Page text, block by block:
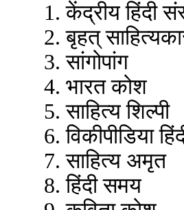
1. केंद्रीय हिंदी
2. बृहत्
3. सांगोपांग
4. भारत कोश
5. साहित्य शिल्पी
6. विकीपीडिया
7. साहित्य अमृत
8. हिंदी समय